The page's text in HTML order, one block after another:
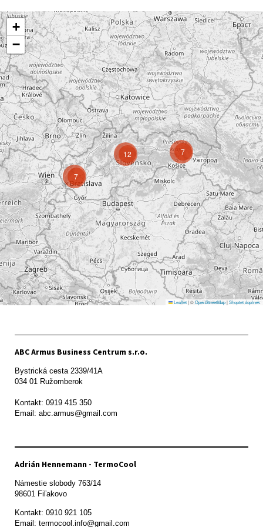
7
7
12
+
−
Leaflet|©OpenStreetMap|Shoptet doplnek
ABC Armus Business Centrum s.r.o.
Bystrická cesta 2339/41A
034 01 Ružomberok
Kontakt: 0919 415 350
Adrián Hennemann - TermoCool
Námestie slobody 763/14
98601 Fiľakovo
Kontakt: 0910 921 105
Email: termocool.info@gmail.com